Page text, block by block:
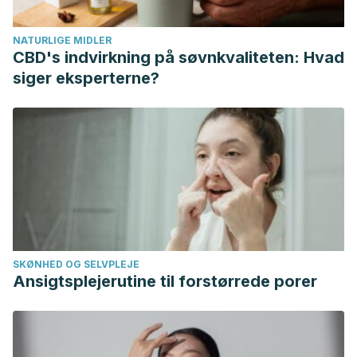
Triggiani V, Tafaro E, Giagulli VA, et al. Role of iodine,
selenium and other micronutrients in thyroid function and
Endocr Metab Immune Disord Drug Targets
2009;9(3):277-294. doi:10.2174/187153009789044392
NATURLIGE MIDLER
CBD's indvirkning på søvnkvaliteten: Hvad
siger eksperterne?
SKØNHED OG SELVPLEJE
Ansigtsplejerutine til forstørrede porer